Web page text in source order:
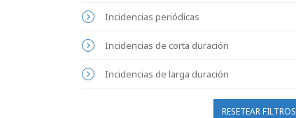
Incidencias periódicas
Incidencias de corta duración
Incidencias de larga duración
RESETEAR FILTROS